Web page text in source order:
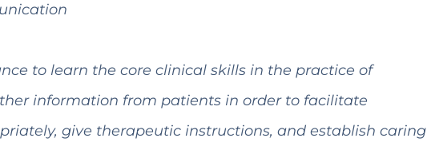
to learn the core clinical skills in the practice of
information from patients in order to facilitate
give therapeutic instructions, and establish caring